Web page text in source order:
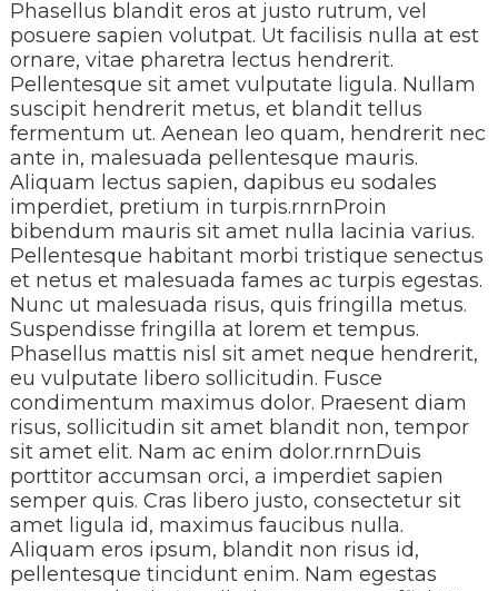
Phasellus blandit eros at justo rutrum, vel
posuere sapien volutpat. Ut facilisis nulla at est
ornare, vitae pharetra lectus hendrerit.
Pellentesque sit amet vulputate ligula. Nullam
suscipit hendrerit metus, et blandit tellus
fermentum ut. Aenean leo quam, hendrerit nec
ante in, malesuada pellentesque mauris.
Aliquam lectus sapien, dapibus eu sodales
imperdiet, pretium in turpis.rnrnProin
bibendum mauris sit amet nulla lacinia varius.
Pellentesque habitant morbi tristique senectus
et netus et malesuada fames ac turpis egestas.
Nunc ut malesuada risus, quis fringilla metus.
Suspendisse fringilla at lorem et tempus.
Phasellus mattis nisl sit amet neque hendrerit,
eu vulputate libero sollicitudin. Fusce
condimentum maximus dolor. Praesent diam
risus, sollicitudin sit amet blandit non, tempor
sit amet elit. Nam ac enim dolor.rnrnDuis
porttitor accumsan orci, a imperdiet sapien
semper quis. Cras libero justo, consectetur sit
amet ligula id, maximus faucibus nulla.
Aliquam eros ipsum, blandit non risus id,
pellentesque tincidunt enim. Nam egestas